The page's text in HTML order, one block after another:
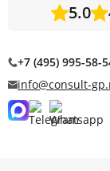
5.0
+7 (495) 995-58-
info@consult-